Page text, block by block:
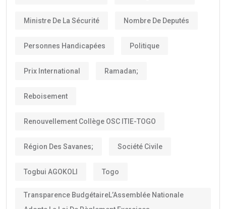
Ministre De La Sécurité Nombre De Deputés
Personnes Handicapées Politique
Prix International Ramadan;
Reboisement
Renouvellement Collège OSC ITIE-TOGO
Région Des Savanes; Société Civile
Togbui AGOKOLI Togo
Transparence BudgétaireL’Assemblée Nationale